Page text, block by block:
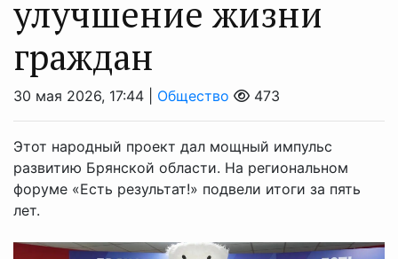
улучшение жизни
граждан
30 мая 2026, 17:44 | Общество 473
Этот народный проект дал мощный импульс
развитию Брянской области. На региональном
форуме «Есть результат!» подвели итоги за пять
лет.